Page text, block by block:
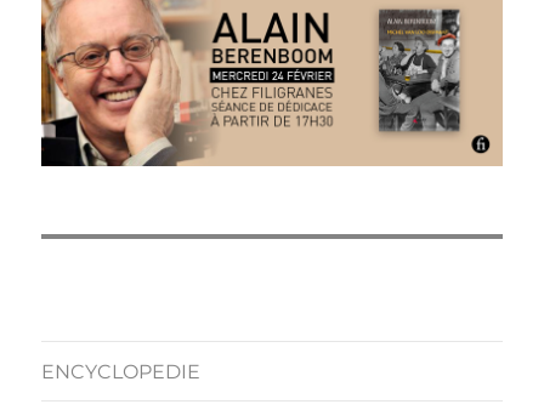
ENCYCLOPEDIE